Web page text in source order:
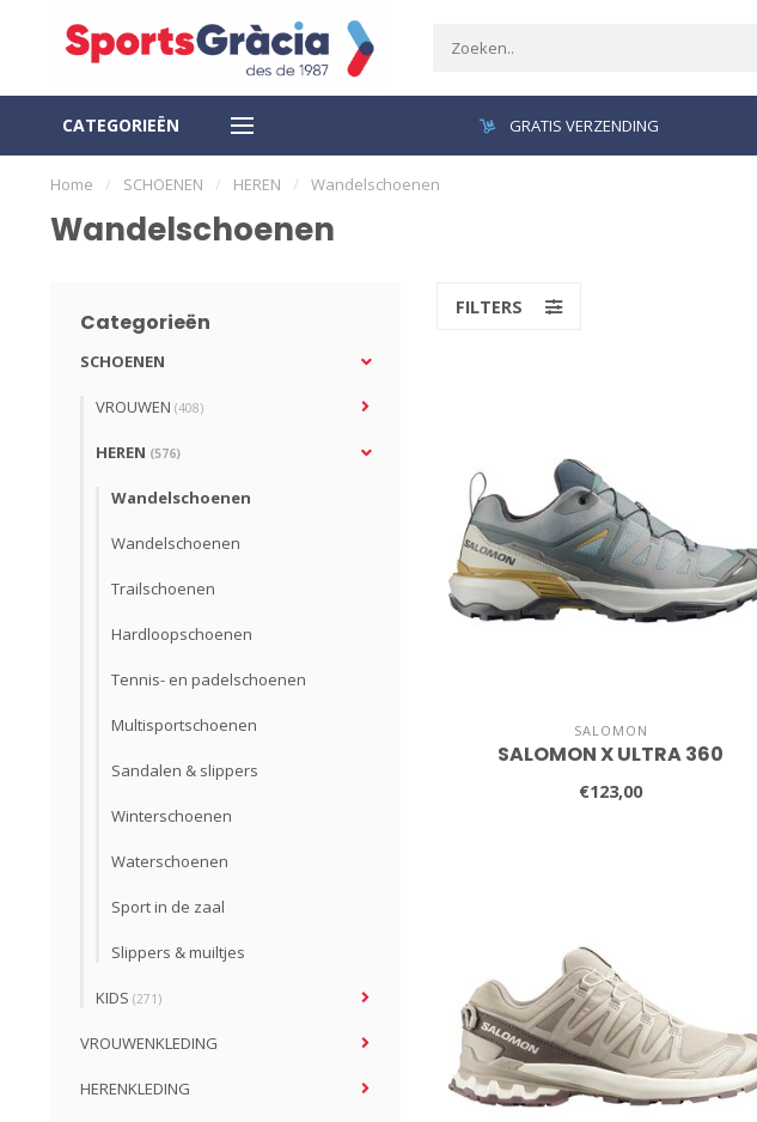
CATEGORIEËN
VEILIGE BETALING GRATIS VERZENDING
Home / SCHOENEN / HEREN / Wandelschoenen
Wandelschoenen
Categorieën
SCHOENEN
VROUWEN (408)
HEREN (576)
Wandelschoenen
Wandelschoenen
Trailschoenen
Hardloopschoenen
Tennis- en padelschoenen
Multisportschoenen
Sandalen & slippers
Winterschoenen
Waterschoenen
Sport in de zaal
Slippers & muiltjes
KIDS (271)
VROUWENKLEDING
HERENKLEDING
FILTERS
SALOMON
SALOMON X ULTRA 360
€123,00